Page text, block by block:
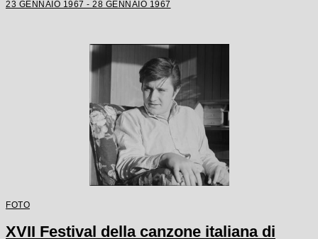
23 GENNAIO 1967 - 28 GENNAIO 1967
FOTO
XVII Festival della canzone italiana di